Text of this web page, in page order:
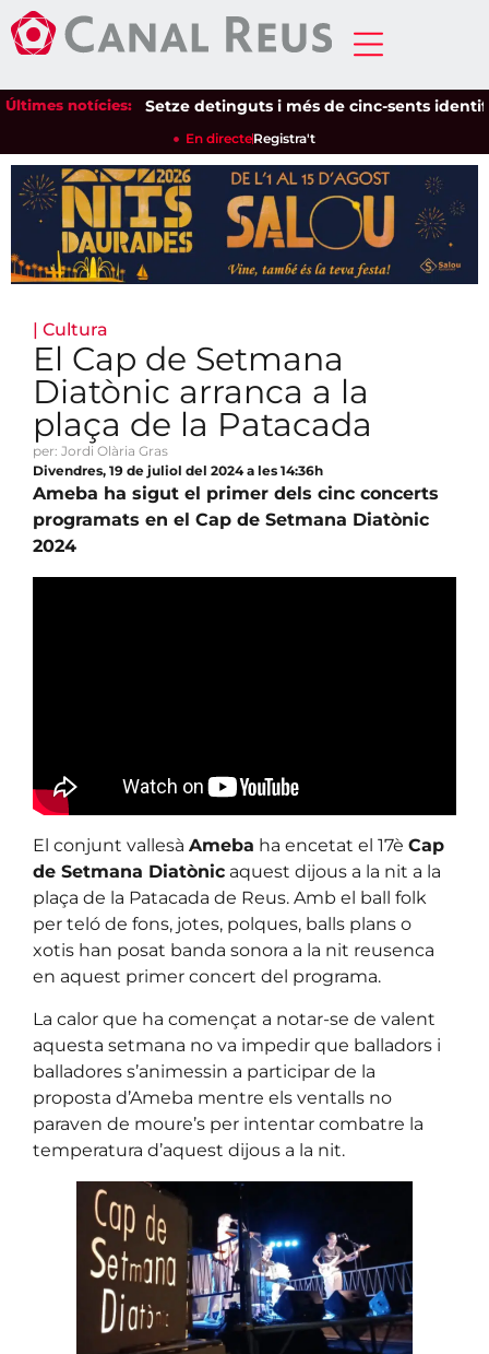
Últimes notícies:Setze detinguts i més de cinc-sents
En directeRegistra't
| Cultura
El Cap de Setmana
Diatònic arranca a la
plaça de la Patacada
per: Jordi Olària Gras
Divendres, 19 de juliol del 2024 a les 14:36h
Ameba ha sigut el primer dels cinc concerts
programats en el Cap de Setmana Diatònic
2024
El conjunt vallesà Ameba ha encetat el 17è Cap
de Setmana Diatònic aquest dijous a la nit a la
plaça de la Patacada de Reus. Amb el ball folk
per teló de fons, jotes, polques, balls plans o
xotis han posat banda sonora a la nit reusenca
en aquest primer concert del programa.
La calor que ha començat a notar-se de valent
aquesta setmana no va impedir que balladors i
balladores s’animessin a participar de la
proposta d’Ameba mentre els ventalls no
paraven de moure’s per intentar combatre la
temperatura d’aquest dijous a la nit.